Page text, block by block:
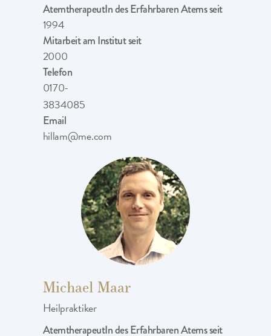
AtemtherapeutIn des Erfahrbaren Atems seit
1994
Mitarbeit am Institut seit
2000
Telefon
0170-
3834085
Email
hillam@me.com
Michael Maar
Heilpraktiker
AtemtherapeutIn des Erfahrbaren Atems seit